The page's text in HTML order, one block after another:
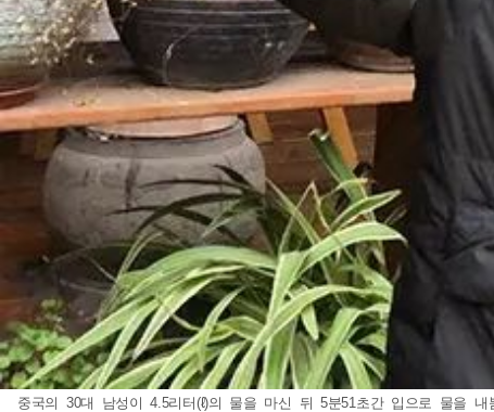
중국의 30대 남성이 4.5리터(ℓ)의 물을 마신 뒤 5분51초간 입으로 물을